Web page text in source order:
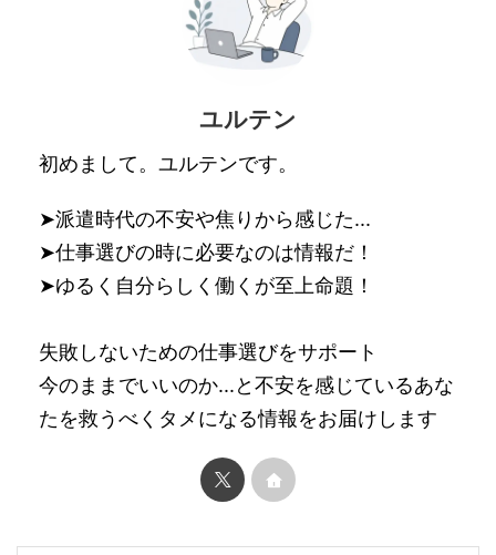
ユルテン
初めまして。ユルテンです。
➤派遣時代の不安や焦りから感じた...
➤仕事選びの時に必要なのは情報だ！
➤ゆるく自分らしく働くが至上命題！
失敗しないための仕事選びをサポート
今のままでいいのか...と不安を感じているあな
たを救うべくタメになる情報をお届けします